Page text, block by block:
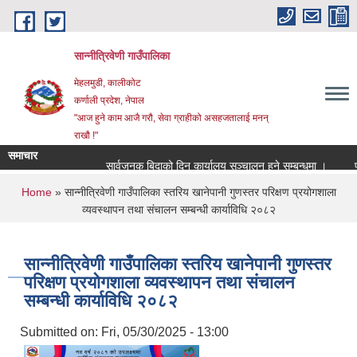
Skip to main content
सान्नीत्रिवेणी गाउँपालिका
मेहलमुडी, कालीकोट
कर्णाली प्रदेश, नेपाल
"आज हुने काम आजै गरौ, सेवा ग्राहीको असहजतालाई मनन्
राखौ !"
समाचार
सार्वजनुक बिदाको दिन कार्यालय सञ्चालन हुने सम्बन्धमा ।
You are here
Home» सान्नीत्रिवेणी गाउँपालिका स्तरिय खानेपानी गुणस्तर परिक्षण प्रयोगशाला
व्यवस्थापन तथा संचालन सम्बन्धी कार्याविधि २०८२
सान्नीत्रिवेणी गाउँपालिका स्तरिय खानेपानी गुणस्तर
परिक्षण प्रयोगशाला व्यवस्थापन तथा संचालन
सम्बन्धी कार्याविधि २०८२
Submitted on: Fri, 05/30/2025 - 13:00